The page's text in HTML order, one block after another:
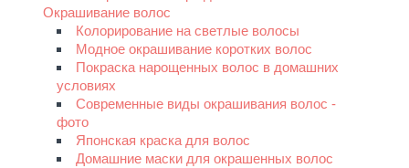
Oкрашивание волос
Колорирование на светлые волосы
Модное окрашивание коротких волос
Покраска нарощенных волос в домашних
условиях
Современные виды окрашивания волос -
фото
Японская краска для волос
Домашние маски для окрашенных волос